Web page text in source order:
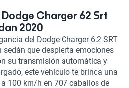
Charger 62 Srt
2020
del Dodge Charger 6.2 SRT
sedán que despierta emociones
su transmisión automática y
este vehículo te brinda una
100 km/h en 707 caballos de